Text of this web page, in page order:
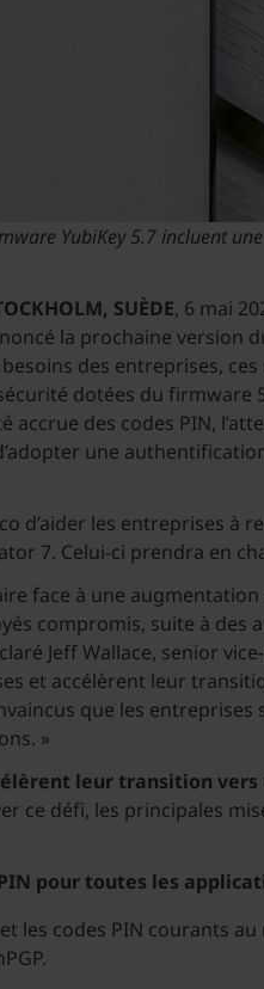
YubiKey 5.7 incluent
SUÈDE, 6 mai
la prochaine version
des entreprises,
dotées du
accrue des codes PIN,
une
d’aider les entreprises
7. Celui-ci prendra en
face à une
compromis, suite à
Jeff Wallace, senior
et accélèrent leur
que les
»
leur transition
ce défi, les principales
pour toutes les
les codes PIN courants